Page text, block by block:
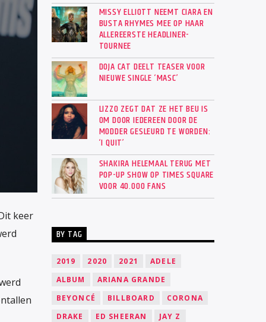
keer
MISSY ELLIOTT NEEMT CIARA EN
BUSTA RHYMES MEE OP HAAR
ALLEREERSTE HEADLINER-
TOURNEE
DOJA CAT DEELT TEASER VOOR
NIEUWE SINGLE ‘MASC’
LIZZO ZEGT DAT ZE HET BEU IS
OM DOOR IEDEREEN DOOR DE
MODDER GESLEURD TE WORDEN:
‘I QUIT’
SHAKIRA HELEMAAL TERUG MET
POP-UP SHOW OP TIMES SQUARE
VOOR 40.000 FANS
BY TAG
2019 2020 2021
ADELE
ALBUM
ARIANA GRANDE
BEYONCÉ
BILLBOARD
CORONA
DRAKE
ED SHEERAN
JAY Z